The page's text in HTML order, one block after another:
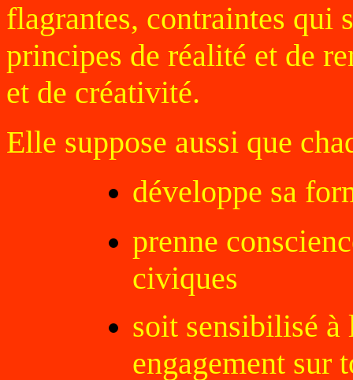
flagrantes, contraintes qui
principes de réalité et de
et de créativité.
Elle suppose aussi que
développe sa
prenne
civiques
soit sensibilisé à
engagement sur